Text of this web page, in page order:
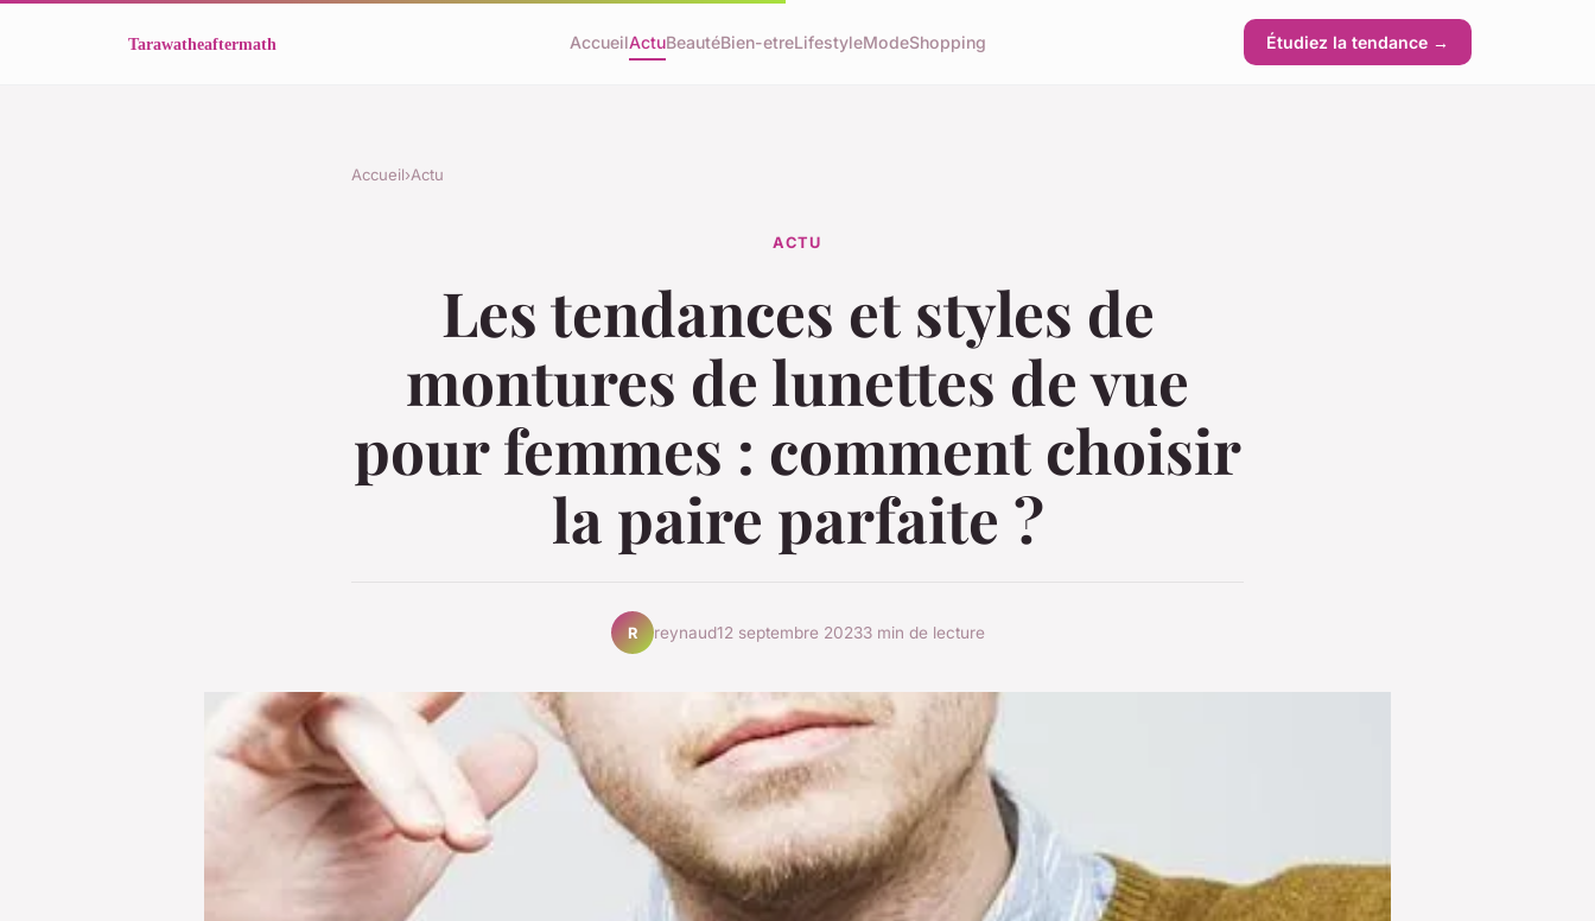
AccueilActuBeautéBien-etreLifestyleModeShopping Étudiez la tendance →
Accueil›Actu
ACTU
Les tendances et styles de
montures de lunettes de vue
pour femmes : comment choisir
la paire parfaite ?
R reynaud12 septembre 20233 min de lecture